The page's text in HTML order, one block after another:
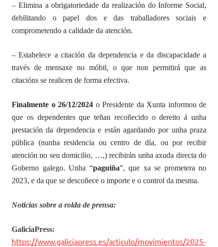
– Elimina a obrigatoriedade da realización do Informe Social,
debilitando o papel dos e das traballadores sociais e
comprometendo a calidade da atención.
– Estabelece a citación da dependencia e da discapacidade a
través de mensaxe no móbil, o que non permitirá que as
citacións se realicen de forma efectiva.
Finalmente o 26/12/2024 o Presidente da Xunta informou de
que os dependentes que teñan recoñecido o dereito á unha
prestación da dependencia e están agardando por unha praza
pública (nunha residencia ou centro de día, ou por recibir
atención no seu domicilio, …,) recibirán unha axuda directa do
Goberno galego. Unha “paguiña”, que xa se prometera no
2023, e da que se descoñece o importe e o control da mesma.
Noticias sobre a rolda de prensa:
GaliciaPress:
https://www.galiciapress.es/articulo/movimientos/2025-